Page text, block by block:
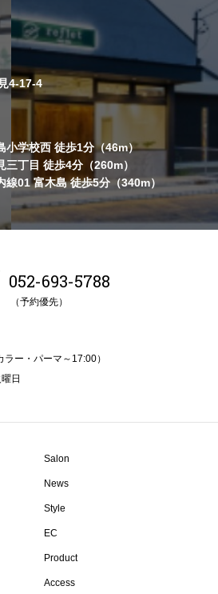
4-17-4
小学校西 徒歩1分（46m）
丁目 徒歩4分（260m）
線01 富木島 徒歩5分（340m）
052-693-5788
（予約優先）
ラー・パーマ～17:00）
日
Salon
News
Style
EC
Product
Access